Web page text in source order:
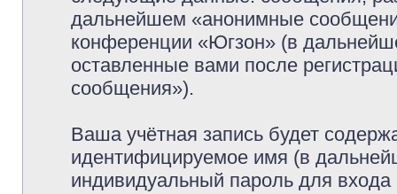
дальнейшем «анонимные
конференции «Югзон» (в
оставленные вами после
сообщения»).
Ваша учётная запись будет
идентифицируемое имя (в
индивидуальный пароль для